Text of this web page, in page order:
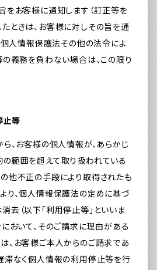
をお客様に通知します（訂正等を
ときは、お客様に対しその旨を通
個人情報保護法その他の法令によ
の義務を負わない場合は、この限り
止等
ら、お客様の個人情報が、あらかじ
範囲を超えて取り扱われている
他不正の手段により取得されたも
り、個人情報保護法の定めに基づ
去（以下「利用停止等」といいま
において、そのご請求に理由がある
、お客様ご本人からのご請求であ
滞なく個人情報の利用停止等を行